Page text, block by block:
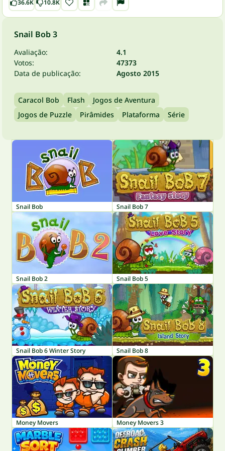
36.6K 10.8K
Snail Bob 3
Avaliação:
4.1
Votos:
47373
Data de publicação:
Agosto 2015
Caracol Bob Flash
Jogos de Aventura
Jogos de Puzzle
Pirâmides Plataforma Série
Snail Bob Snail Bob 7
Snail Bob 2 Snail Bob 5
Snail Bob 6 Winter Story Snail Bob 8
Money Movers Money Movers 3